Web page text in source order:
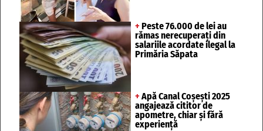
+ Peste 76.000 de lei au
rămas nerecuperați din
salariile acordate ilegal la
Primăria Săpata
+ Apă Canal Coșești 2025
angajează cititor de
apometre, chiar și fără
experiență